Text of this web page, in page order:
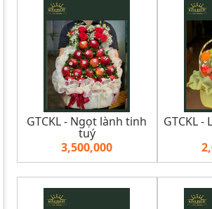
GTCKL - Ngọt lành tinh
tuý
3,500,000
GTCKL -